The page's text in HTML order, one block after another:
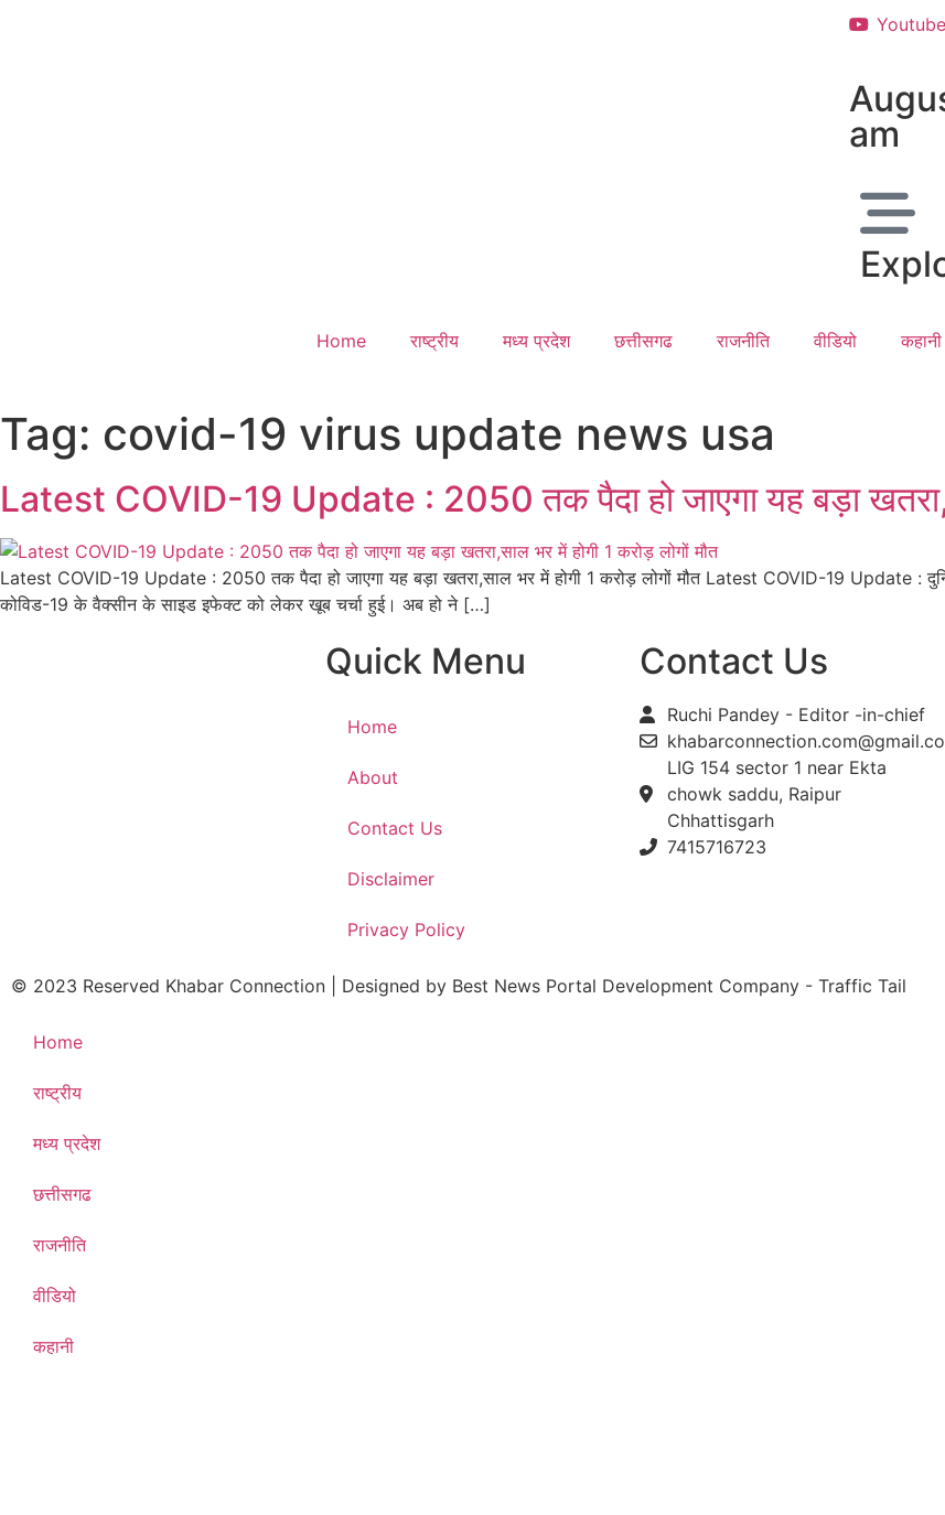
Youtube
am
Home राष्ट्रीय मध्य प्रदेश छत्तीसगढ राजनीति वीडियो कहानी
Tag: covid-19 virus update news usa
Latest COVID-19 Update : 2050 तक पैदा हो जाएगा यह बड़ा
Latest COVID-19 Update : 2050 तक पैदा हो जाएगा यह बड़ा खतरा,साल भर में होगी 1 करोड़ लोगों मौत Latest COVID-19 Update :
कोविड-19 के वैक्सीन के साइड इफेक्ट को लेकर खूब चर्चा हुई। अब हो ने […]
Quick Menu
Home
About
Contact Us
Disclaimer
Privacy Policy
Contact Us
Ruchi Pandey - Editor -in-chief
LIG 154 sector 1 near Ekta
chowk saddu, Raipur
Chhattisgarh
7415716723
© 2023 Reserved Khabar Connection | Designed by Best News Portal Development Company - Traffic Tail
Home
राष्ट्रीय
मध्य प्रदेश
छत्तीसगढ
राजनीति
वीडियो
कहानी